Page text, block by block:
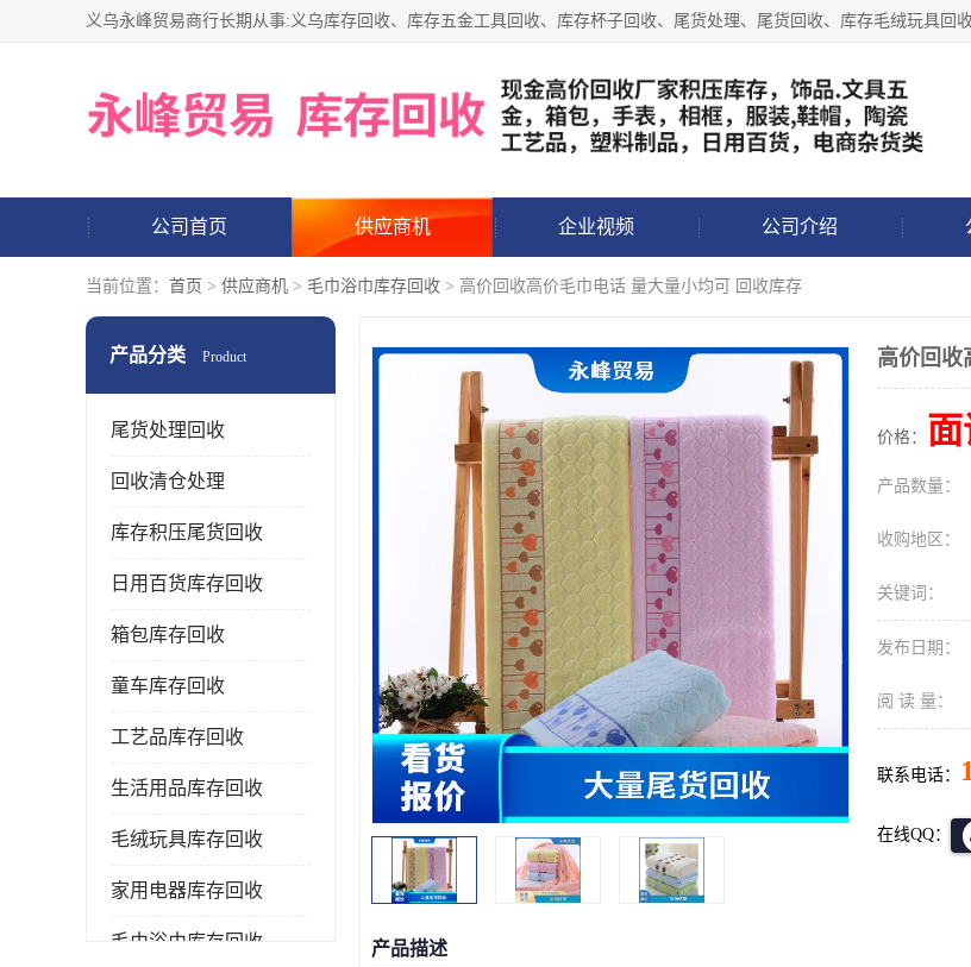
公司首页 供应商机 企业视频 公司介绍
当前位置： 首页 > 供应商机 > 毛巾浴巾库存回收 > 高价回收高价毛巾电话 量大量小均可 回收库存
产品分类 Product
尾货处理回收
回收清仓处理
库存积压尾货回收
日用百货库存回收
箱包库存回收
童车库存回收
工艺品库存回收
生活用品库存回收
毛绒玩具库存回收
家用电器库存回收
毛巾浴巾库存回收
高价回收
价格： 面
产品数量：
收购地区：
关键词：
发布日期：
阅 读 量：
联系电话：
在线QQ：
产品描述